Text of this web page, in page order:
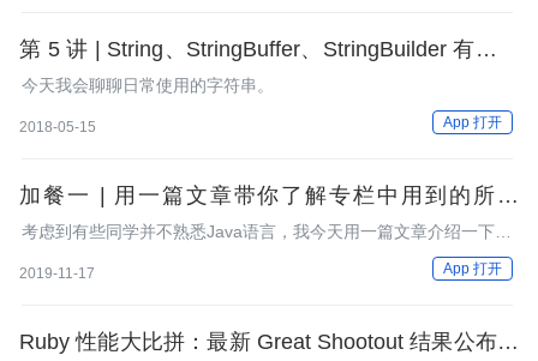
第 5 讲 | String、StringBuffer、StringBuilder 有什么
区别？
今天我会聊聊日常使用的字符串。
2018-05-15 App 打开
加餐一 | 用一篇文章带你了解专栏中用到的所有
Java 语法
考虑到有些同学并不熟悉Java语言，我今天用一篇文章介绍一下专
2019-11-17 App 打开
Ruby 性能大比拼：最新 Great Shootout 结果公布，